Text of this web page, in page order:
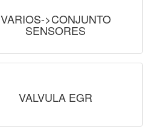
VARIOS->CONJUNTO
SENSORES
VALVULA EGR